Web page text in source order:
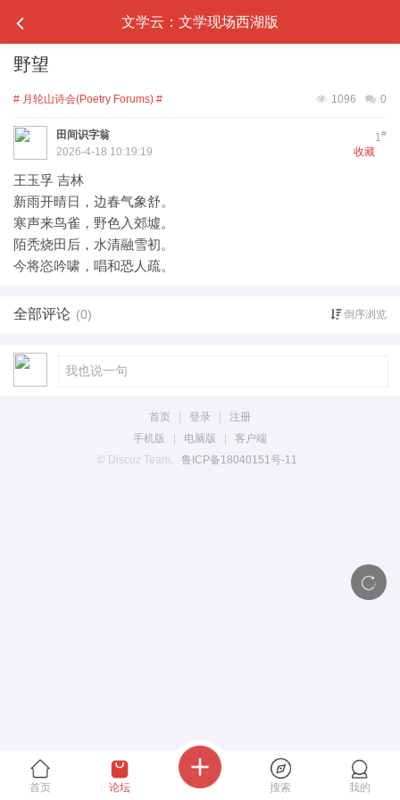
文学云：文学现场西湖版
野望
# 月轮山诗会(Poetry Forums) # 0
1096
1#
田间识字翁
收藏
2026-4-18 10:19:19
王玉孚 吉林
新雨开晴日，边春气象舒。
寒声来鸟雀，野色入郊墟。
陌秃烧田后，水清融雪初。
今将恣吟啸，唱和恐人疏。
全部评论 (0) 倒序浏览
首页 登录
注册
手机版
电脑版
客户端
© Discuz Team.
鲁ICP备18040151号-11
首页 论坛 搜索 我的